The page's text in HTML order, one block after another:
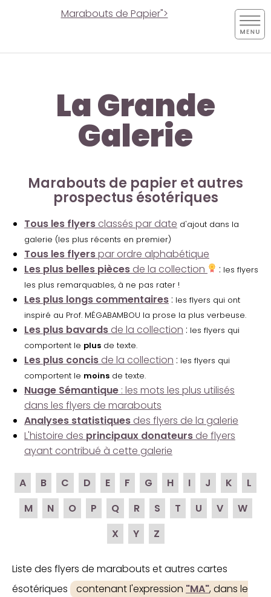
Marabouts de Papier">
La Grande
Galerie
Marabouts de papier et autres
prospectus ésotériques
Tous les flyers classés par date d'ajout dans la
galerie (les plus récents en premier)
Tous les flyerspar ordre alphabétique
Les plus belles pièces de la collection : les flyers
les plus remarquables, à ne pas rater !
Les plus longs commentaires : les flyers qui ont
inspiré au Prof. MÉGABAMBOU la prose la plus verbeuse.
Les plus bavards de la collection : les flyers qui
comportent le plus de texte.
Les plus concis de la collection : les flyers qui
comportent le moins de texte.
Nuage Sémantique : les mots les plus utilisés
dans les flyers de marabouts
Analyses statistiques des flyers de la galerie
L'histoire des principaux donateurs de flyers
ayant contribué à cette galerie
A B C D E F G H I J K
L
M
N O P Q R S T U V
W
X
Y Z
Liste des flyers de marabouts et autres cartes
ésotériques
contenant l'expression "MA", dans le